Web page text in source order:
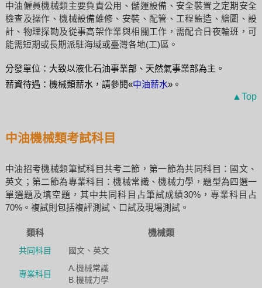
中油僱員機械類主要負責公用、儲運設備、安全裝置之定期安全
檢查及操作、機械設備維修、安裝、配管、工程監造、繪圖、設
計、物理探勘及從事高架作業與相關工作，需配合日夜輪班，可
能需短期或長期派駐海域或臺灣各地(工)區。
分發單位：大致以液化石油事業部、天然氣事業部為主。
薪資待遇：機械類薪水，請參閱«中油薪水»。
▲Top
中油機械類考試科目
中油招考機械類筆試科目共考二節，第一節為共同科目：國文、
英文；第二節為專業科目：機械常識、機械力學，題型為四選一
單選題及填空題，其中共同科目占筆試成績30%，專業科目占
70%。複試則包括複評測試、口試及現場測試。
類科 機械類
共同科目 國文、英文
專業科目
A.機械常識
B.機械力學